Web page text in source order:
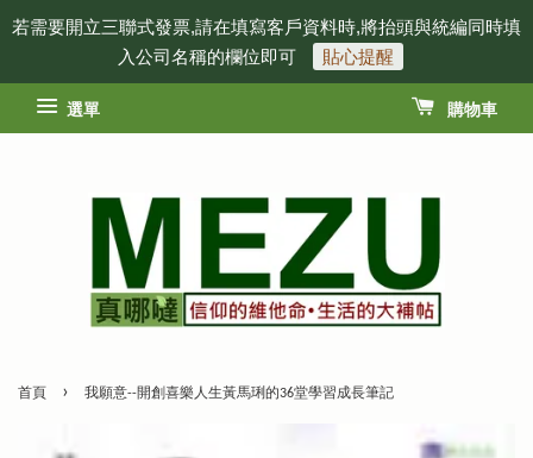
若需要開立三聯式發票,請在填寫客戶資料時,將抬頭與統編同時填
入公司名稱的欄位即可
貼心提醒
選單 購物車
首頁 › 我願意--開創喜樂人生黃馬琍的36堂學習成長筆記